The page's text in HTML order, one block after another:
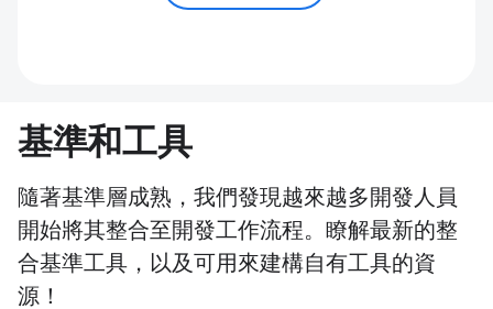
基準和工具
隨著基準層成熟，我們發現越來越多開發人員
開始將其整合至開發工作流程。瞭解最新的整
合基準工具，以及可用來建構自有工具的資
源！